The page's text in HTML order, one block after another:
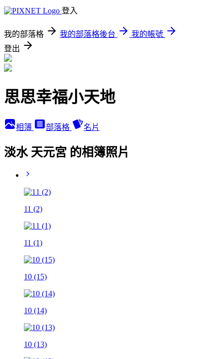
登入
我的部落格 我的部落格後台
我的帳號
登出
思思幸福小天地
相簿 部落格 名片
淡水 天元宮 的相簿照片
11 (2)
11 (1)
10 (15)
10 (14)
10 (13)